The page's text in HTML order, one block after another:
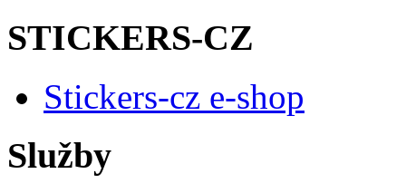
STICKERS-CZ
Stickers-cz e-shop
Služby